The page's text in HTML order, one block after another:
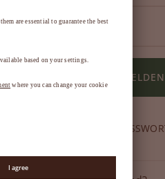
ANMELDEN
HABEN SIE IHR